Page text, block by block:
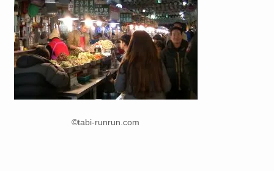
©tabi-runrun.com